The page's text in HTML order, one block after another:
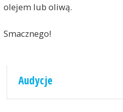
olejem lub oliwą.
Smacznego!
Audycje